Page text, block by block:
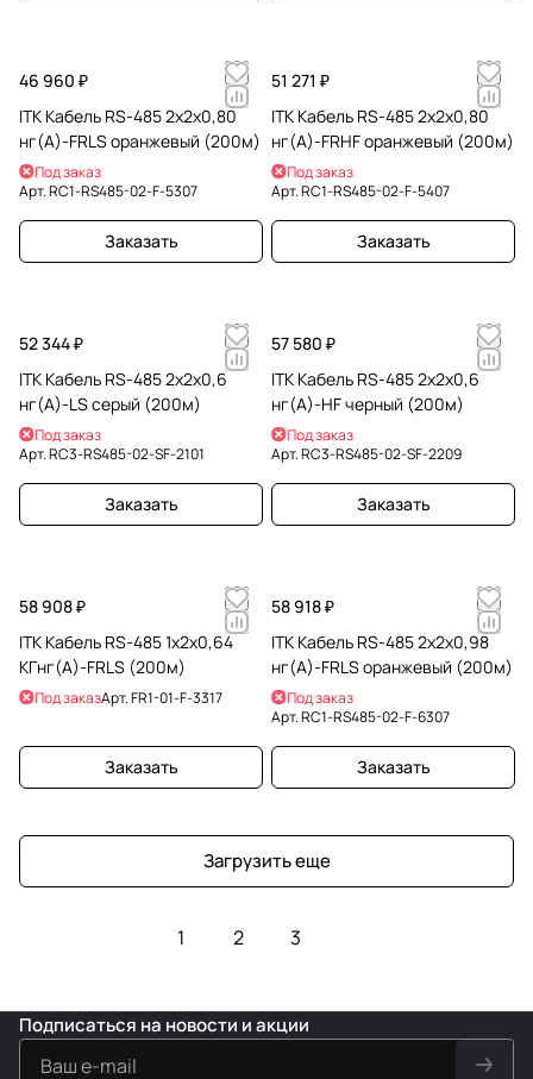
46 960 ₽
ITK Кабель RS-485 2х2х0,80
нг(А)-FRLS оранжевый (200м)
Под заказ
Арт.RC1-RS485-02-F-5307
Заказать
51 271 ₽
ITK Кабель RS-485 2х2х0,80
нг(А)-FRHF оранжевый (200м)
Под заказ
Арт.RC1-RS485-02-F-5407
Заказать
52 344 ₽
ITK Кабель RS-485 2х2х0,6
нг(А)-LS серый (200м)
Под заказ
Арт.RC3-RS485-02-SF-2101
Заказать
57 580 ₽
ITK Кабель RS-485 2х2х0,6
нг(А)-HF черный (200м)
Под заказ
Арт.RC3-RS485-02-SF-2209
Заказать
58 908 ₽
ITK Кабель RS-485 1х2х0,64
КГнг(А)-FRLS (200м)
Под заказАрт.FR1-01-F-3317
Заказать
58 918 ₽
ITK Кабель RS-485 2х2х0,98
нг(А)-FRLS оранжевый (200м)
Под заказ
Арт.RC1-RS485-02-F-6307
Заказать
Загрузить еще
1 2 3
Подписаться на новости и акции